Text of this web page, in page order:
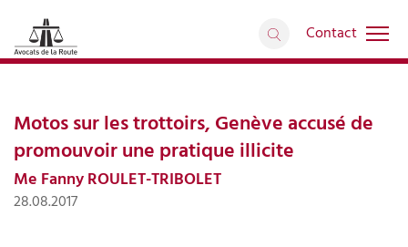
Contact
Interventions médiatiques
retour
Motos sur les trottoirs, Genève accusé de
promouvoir une pratique illicite
Me Fanny ROULET-TRIBOLET
28.08.2017